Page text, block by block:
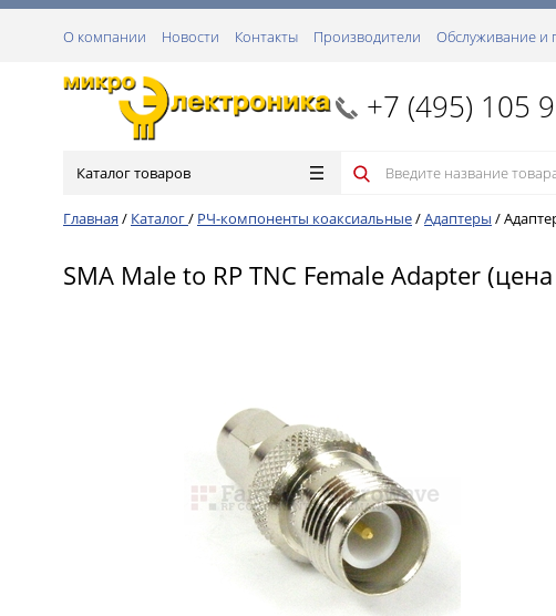
О компании Новости Контакты Производители Обслуживание и
+7 (495) 105
Каталог товаров
Главная / Каталог/ РЧ-компоненты коаксиальные/Адаптеры /
SMA Male to RP TNC Female Adapter